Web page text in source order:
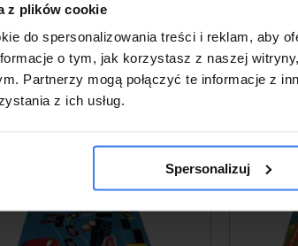
z plików cookie
do spersonalizowania treści i reklam, aby
o tym, jak korzystasz z naszej
Partnerzy mogą połączyć te informacje z
z ich usług.
Spersonalizuj
Inne produkty z tej